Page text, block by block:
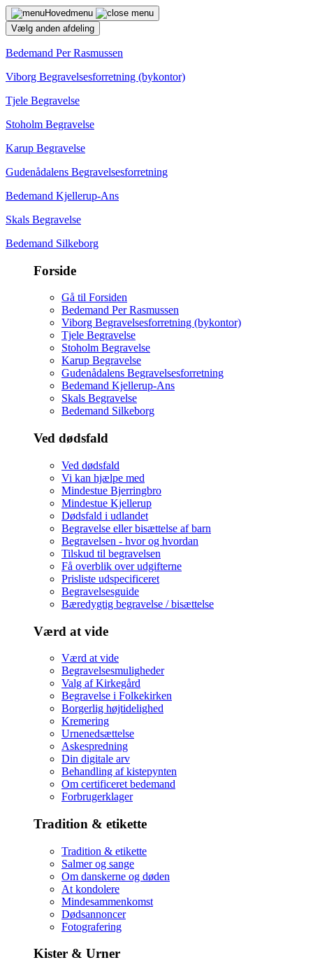
Hovedmenu
Vælg anden afdeling
Bedemand Per Rasmussen
Viborg Begravelsesforretning (bykontor)
Tjele Begravelse
Stoholm Begravelse
Karup Begravelse
Gudenådalens Begravelsesforretning
Bedemand Kjellerup-Ans
Skals Begravelse
Bedemand Silkeborg
Forside
Gå til Forsiden
Bedemand Per Rasmussen
Viborg Begravelsesforretning (bykontor)
Tjele Begravelse
Stoholm Begravelse
Karup Begravelse
Gudenådalens Begravelsesforretning
Bedemand Kjellerup-Ans
Skals Begravelse
Bedemand Silkeborg
Ved dødsfald
Ved dødsfald
Vi kan hjælpe med
Mindestue Bjerringbro
Mindestue Kjellerup
Dødsfald i udlandet
Begravelse eller bisættelse af barn
Begravelsen - hvor og hvordan
Tilskud til begravelsen
Få overblik over udgifterne
Prisliste udspecificeret
Begravelsesguide
Bæredygtig begravelse / bisættelse
Værd at vide
Værd at vide
Begravelsesmuligheder
Valg af Kirkegård
Begravelse i Folkekirken
Borgerlig højtidelighed
Kremering
Urnenedsættelse
Askespredning
Din digitale arv
Behandling af kistepynten
Om certificeret bedemand
Forbrugerklager
Tradition & etikette
Tradition & etikette
Salmer og sange
Om danskerne og døden
At kondolere
Mindesammenkomst
Dødsannoncer
Fotografering
Kister & Urner